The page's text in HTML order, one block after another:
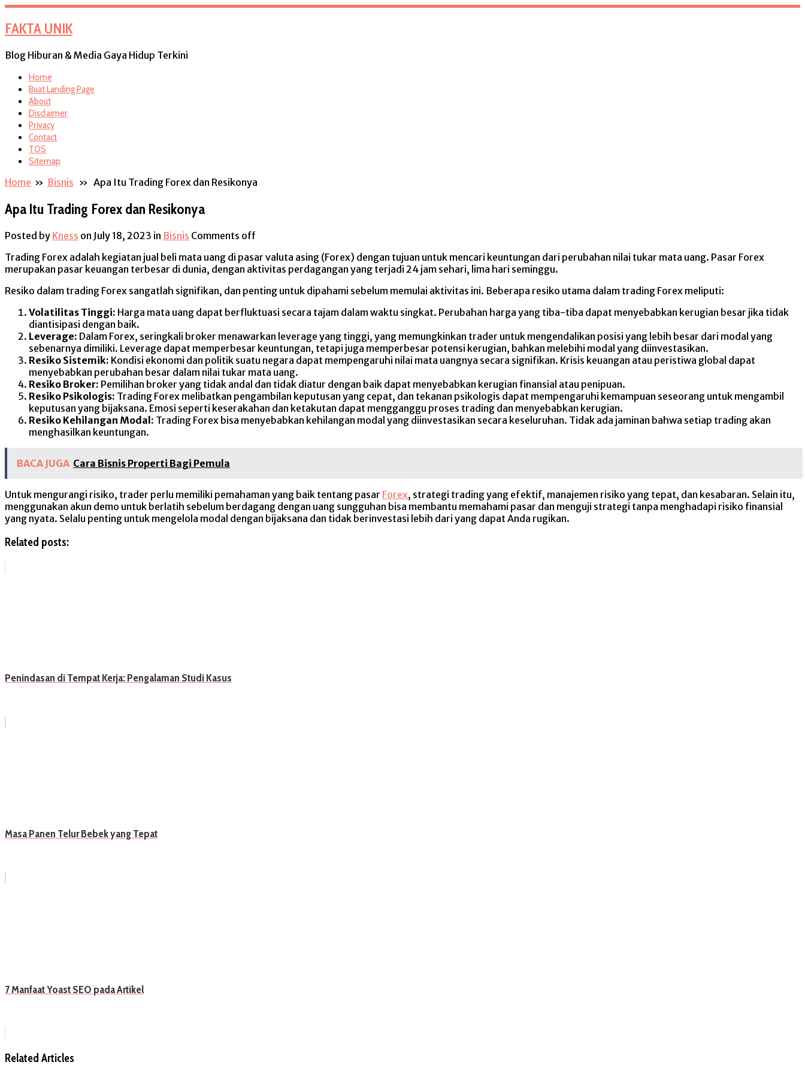
FAKTA UNIK
Blog Hiburan & Media Gaya Hidup Terkini
Home
Buat Landing Page
About
Disclaimer
Privacy
Contact
TOS
Sitemap
Home » Bisnis » Apa Itu Trading Forex dan Resikonya
Apa Itu Trading Forex dan Resikonya
Posted by Kness on July 18, 2023 in Bisnis Comments off
Trading Forex adalah kegiatan jual beli mata uang di pasar valuta asing (Forex) dengan tujuan untuk mencari keuntungan dari perubahan nilai tukar mata uang. Pasar Forex
merupakan pasar keuangan terbesar di dunia, dengan aktivitas perdagangan yang terjadi 24 jam sehari, lima hari seminggu.
Resiko dalam trading Forex sangatlah signifikan, dan penting untuk dipahami sebelum memulai aktivitas ini. Beberapa resiko utama dalam trading Forex meliputi:
Volatilitas Tinggi: Harga mata uang dapat berfluktuasi secara tajam dalam waktu singkat. Perubahan harga yang tiba-tiba dapat menyebabkan kerugian besar jika tidak
diantisipasi dengan baik.
Leverage: Dalam Forex, seringkali broker menawarkan leverage yang tinggi, yang memungkinkan trader untuk mengendalikan posisi yang lebih besar dari modal yang
sebenarnya dimiliki. Leverage dapat memperbesar keuntungan, tetapi juga memperbesar potensi kerugian, bahkan melebihi modal yang diinvestasikan.
Resiko Sistemik: Kondisi ekonomi dan politik suatu negara dapat mempengaruhi nilai mata uangnya secara signifikan. Krisis keuangan atau peristiwa global dapat
menyebabkan perubahan besar dalam nilai tukar mata uang.
Resiko Broker: Pemilihan broker yang tidak andal dan tidak diatur dengan baik dapat menyebabkan kerugian finansial atau penipuan.
Resiko Psikologis: Trading Forex melibatkan pengambilan keputusan yang cepat, dan tekanan psikologis dapat mempengaruhi kemampuan seseorang untuk mengambil
keputusan yang bijaksana. Emosi seperti keserakahan dan ketakutan dapat mengganggu proses trading dan menyebabkan kerugian.
Resiko Kehilangan Modal: Trading Forex bisa menyebabkan kehilangan modal yang diinvestasikan secara keseluruhan. Tidak ada jaminan bahwa setiap trading akan
menghasilkan keuntungan.
BACA JUGA Cara Bisnis Properti Bagi Pemula
Untuk mengurangi risiko, trader perlu memiliki pemahaman yang baik tentang pasar Forex, strategi trading yang efektif, manajemen risiko yang tepat, dan kesabaran. Selain itu,
menggunakan akun demo untuk berlatih sebelum berdagang dengan uang sungguhan bisa membantu memahami pasar dan menguji strategi tanpa menghadapi risiko finansial
yang nyata. Selalu penting untuk mengelola modal dengan bijaksana dan tidak berinvestasi lebih dari yang dapat Anda rugikan.
Related posts:
Penindasan di Tempat Kerja: Pengalaman Studi Kasus
Masa Panen Telur Bebek yang Tepat
7 Manfaat Yoast SEO pada Artikel
Related Articles